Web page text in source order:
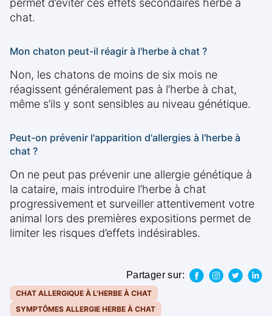
permet d’éviter ces effets secondaires herbe à
chat.
Mon chaton peut-il réagir à l'herbe à chat ?
Non, les chatons de moins de six mois ne
réagissent généralement pas à l’herbe à chat,
même s’ils y sont sensibles au niveau génétique.
Peut-on prévenir l'apparition d'allergies à l'herbe à
chat ?
On ne peut pas prévenir une allergie génétique à
la cataire, mais introduire l’herbe à chat
progressivement et surveiller attentivement votre
animal lors des premières expositions permet de
limiter les risques d’effets indésirables.
Partager sur:
CHAT ALLERGIQUE À L'HERBE À CHAT
SYMPTÔMES ALLERGIE HERBE À CHAT